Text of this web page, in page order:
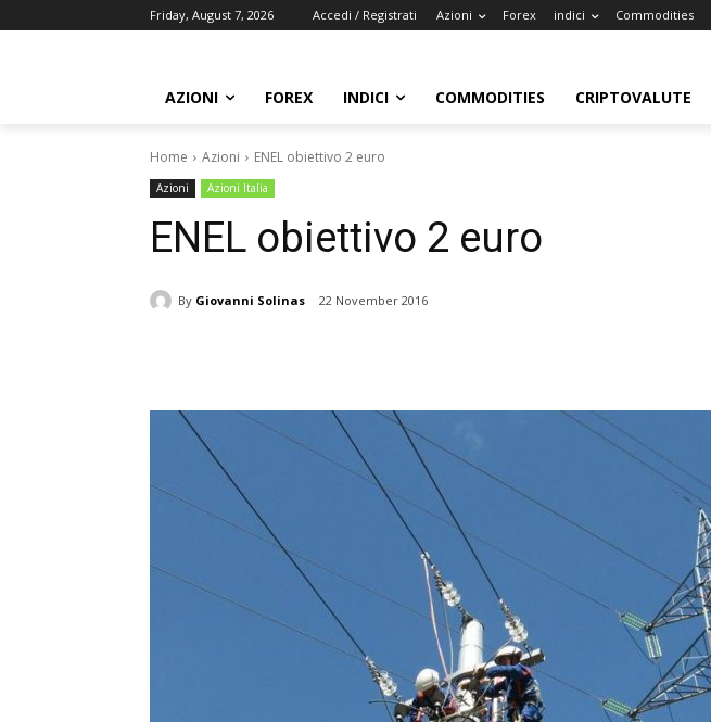
Friday, August 7, 2026 Accedi / Registrati Azioni Forex indici Commodities
AZIONI FOREX INDICI COMMODITIES CRIPTOVALUTE
Home Azioni ENEL obiettivo 2 euro
Azioni Azioni Italia
ENEL obiettivo 2 euro
By Giovanni Solinas 22 November 2016